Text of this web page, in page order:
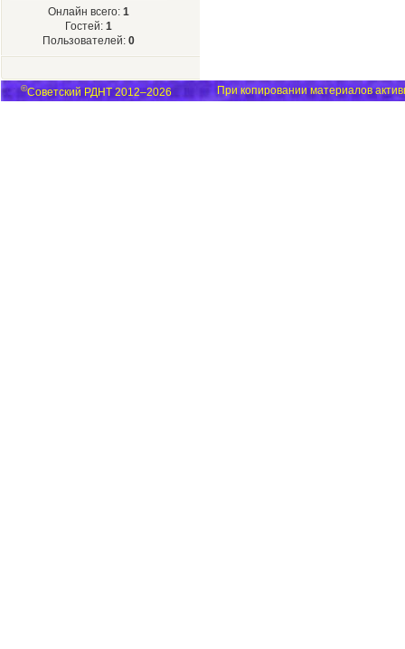
Онлайн всего: 1
Гостей: 1
Пользователей: 0
©Советский РДНТ 2012–2026 При копировании материалов